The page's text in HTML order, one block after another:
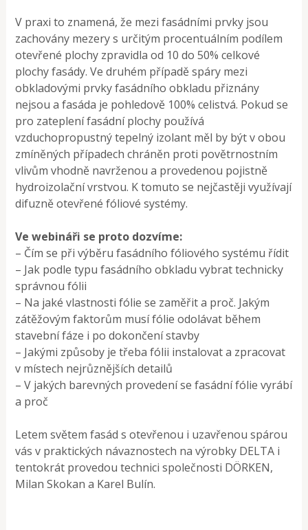
V praxi to znamená, že mezi fasádními prvky jsou
zachovány mezery s určitým procentuálním podílem
otevřené plochy zpravidla od 10 do 50% celkové
plochy fasády. Ve druhém případě spáry mezi
obkladovými prvky fasádního obkladu přiznány
nejsou a fasáda je pohledově 100% celistvá. Pokud se
pro zateplení fasádní plochy používá
vzduchopropustný tepelný izolant měl by být v obou
zmíněných případech chráněn proti povětrnostním
vlivům vhodně navrženou a provedenou pojistně
hydroizolační vrstvou. K tomuto se nejčastěji využívají
difuzně otevřené fóliové systémy.
Ve webináři se proto dozvíme:
– Čím se při výběru fasádního fóliového systému řídit
– Jak podle typu fasádního obkladu vybrat technicky
správnou fólii
– Na jaké vlastnosti fólie se zaměřit a proč. Jakým
zátěžovým faktorům musí fólie odolávat během
stavební fáze i po dokončení stavby
– Jakými způsoby je třeba fólii instalovat a zpracovat
v místech nejrůznějších detailů
– V jakých barevných provedení se fasádní fólie vyrábí
a proč
Letem světem fasád s otevřenou i uzavřenou spárou
vás v praktických návaznostech na výrobky DELTA i
tentokrát provedou technici společnosti DÖRKEN,
Milan Skokan a Karel Bulín.